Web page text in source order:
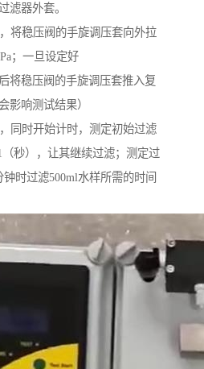
滤器外套。
将稳压阀的手旋调压套向外拉
；一旦设定好
将稳压阀的手旋调压套推入复
影响测试结果）
同时开始计时，测定初始过滤
秒），让其继续过滤；测定过
时过滤500ml水样所需的时间